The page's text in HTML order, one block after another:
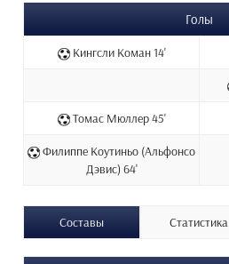
Голы
Кингсли Коман 14'
Томас Мюллер 45'
Филиппе Коутиньо (Альфонсо
Дэвис) 64'
Составы Статистика